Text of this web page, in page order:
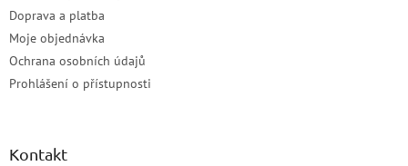
Doprava a platba
Moje objednávka
Ochrana osobních údajů
Prohlášení o přístupnosti
Kontakt